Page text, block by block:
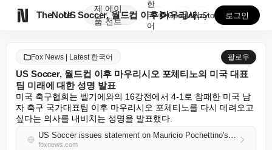
TheNote
제
품
에이
전트
US Soccer, 월드컵 이후 마우리시오 포체티노의 ...
한
국
어
GooglePlay
AppStore 로그인
Fox News | Latest 한국어 팔로우
US Soccer, 월드컵 이후 마우리시오 포체티노의 미국 대표
팀 미래에 대한 성명 발표
미국 축구협회는 벨기에와의 16강전에서 4-1로 참패한 미국 남
자 축구 국가대표팀 이후 마우리시오 포체티노를 다시 데려오고
싶다는 의사를 내비치는 성명을 발표했다.
US Soccer issues statement on Mauricio Pochettino's future with Team USA after World Cup
foxnews.com